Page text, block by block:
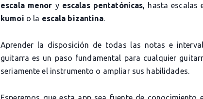
escala menor y escalas pentatónicas, hasta escalas
kumoi o la escala bizantina.
Aprender la disposición de todas las notas e
guitarra es un paso fundamental para cualquier
seriamente el instrumento o ampliar sus habilidades.